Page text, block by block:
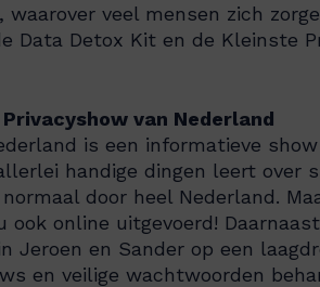
waarover veel mensen zich
Data Detox Kit en de Kleinste
van Nederland
is een informatieve
handige dingen leert over
door heel Nederland.
ook online uitgevoerd!
Jeroen en Sander op een
en veilige wachtwoorden